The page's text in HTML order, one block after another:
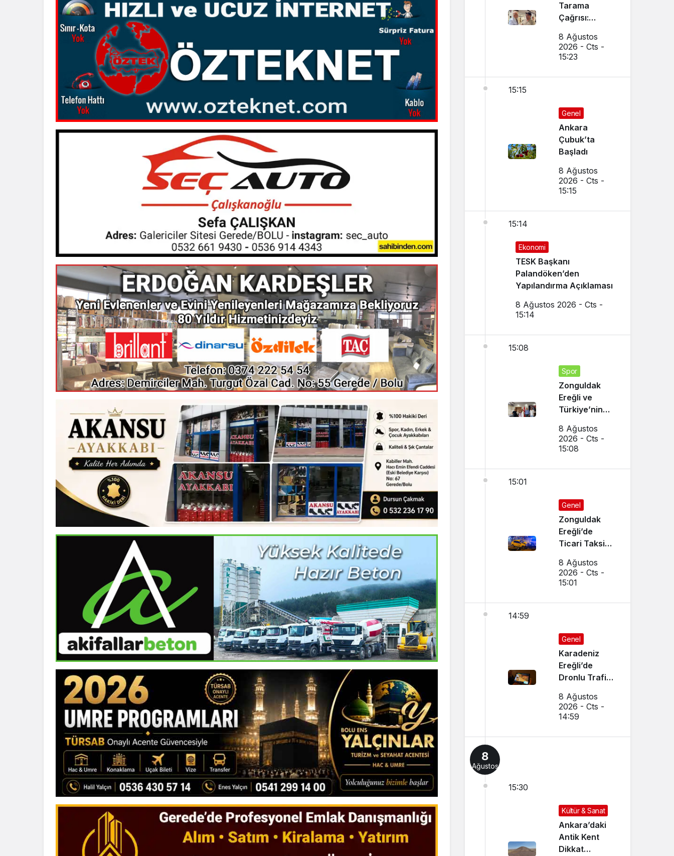
Tarama
Çağrısı:
Görüştü
8 Ağustos
2026 - Cts -
15:23
15:15
Genel
Ankara
Çubuk’ta
Başladı
8 Ağustos
2026 - Cts -
15:15
15:14
Ekonomi
TESK Başkanı
Palandöken’den
Yapılandırma Açıklaması
8 Ağustos 2026 - Cts -
15:14
15:08
Spor
Zonguldak
Ereğli ve
Türkiye’nin
8 Ağustos
2026 - Cts -
15:08
15:01
Genel
Zonguldak
Ereğli’de
Ticari Taksi
Çarpıştı
8 Ağustos
2026 - Cts -
15:01
14:59
Genel
Karadeniz
Ereğli’de
Dronlu Trafik
Yapılıyor
8 Ağustos
2026 - Cts -
14:59
8
Ağustos
15:30
Kültür & Sanat
Ankara’daki
Antik Kent
Dikkat